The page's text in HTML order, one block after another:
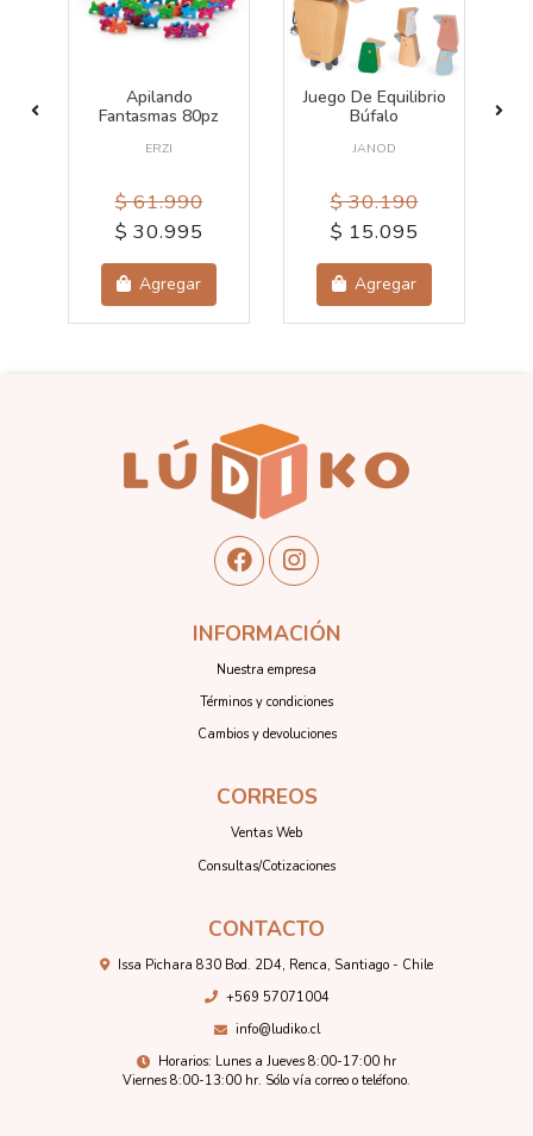
Apilando
Fantasmas 80pz
ERZI
$ 61.990
$ 30.995
Agregar
Juego De Equilibrio
Búfalo
JANOD
$ 30.190
$ 15.095
Agregar
INFORMACIÓN
Nuestra empresa
Términos y condiciones
Cambios y devoluciones
CORREOS
Ventas Web
Consultas/Cotizaciones
CONTACTO
Issa Pichara 830 Bod. 2D4, Renca, Santiago - Chile
+569 57071004
info@ludiko.cl
Horarios: Lunes a Jueves 8:00-17:00 hr
Viernes 8:00-13:00 hr. Sólo vía correo o teléfono.